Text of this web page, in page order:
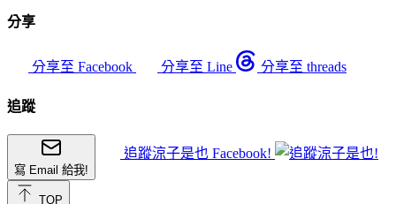
分享
分享至 Facebook 分享至 Line 分享至 threads
追蹤
寫 Email 給我!
追蹤涼子是也 Facebook!
TOP